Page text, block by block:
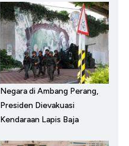
Negara di Ambang Perang,
Presiden Dievakuasi
Kendaraan Lapis Baja